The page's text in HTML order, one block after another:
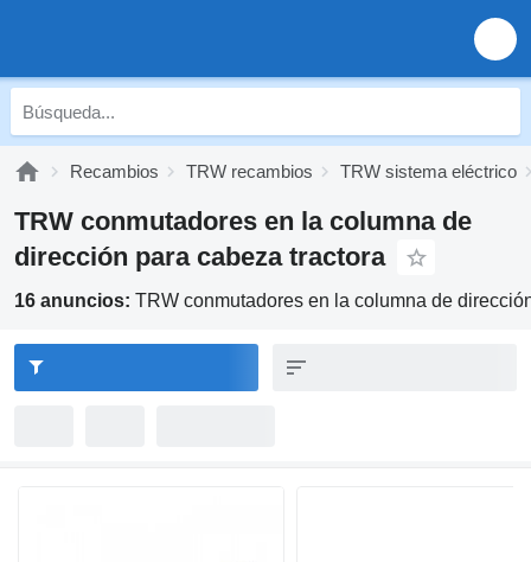
Recambios TRW recambios TRW sistema eléctrico
TRW conmutadores en la columna de
dirección para cabeza tractora
16 anuncios: TRW conmutadores en la columna de